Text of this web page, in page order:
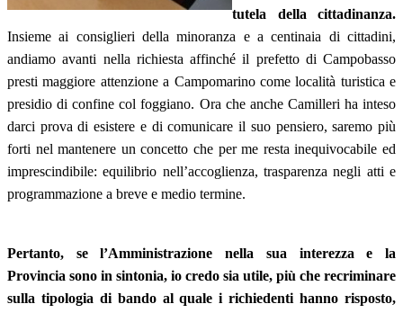
tutela della cittadinanza.
Insieme ai consiglieri della minoranza e a centinaia di cittadini,
andiamo avanti nella richiesta affinché il prefetto di Campobasso
presti maggiore attenzione a Campomarino come località turistica e
presidio di confine col foggiano. Ora che anche Camilleri ha inteso
darci prova di esistere e di comunicare il suo pensiero, saremo più
forti nel mantenere un concetto che per me resta inequivocabile ed
imprescindibile: equilibrio nell’accoglienza, trasparenza negli atti e
programmazione a breve e medio termine.
Pertanto, se l’Amministrazione nella sua interezza e la
Provincia sono in sintonia, io credo sia utile, più che recriminare
sulla tipologia di bando al quale i richiedenti hanno risposto,